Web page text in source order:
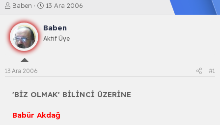
K
o
n
b
u
y
a
l
a
Baben
B
a
l
a
ç
a
h
13 Ara 2006
Baben
Aktif Üye
13 Ara 2006 #1
'BİZ OLMAK' BİLİNCİ ÜZERİNE
Babür Akdağ